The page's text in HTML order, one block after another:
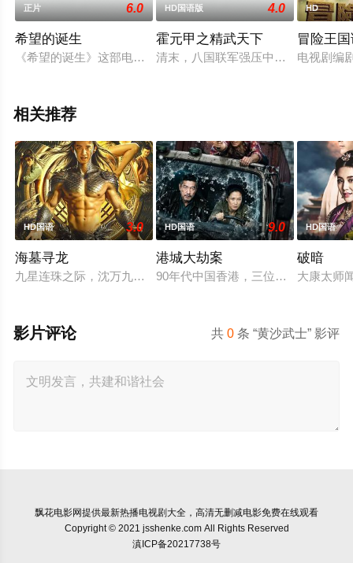
正片 6.0
希望的诞生
《希望的诞生》这部电影的背景设置于杰克逊《指环王》三部
HD国语版 4.0
霍元甲之精武天下
清末，八国联军强压中国。紧挨京城
HD
冒险王
电视剧编
相关推荐
HD国语 3.0
海墓寻龙
九星连珠之际，沈万九海墓随岛浮现，引发各方势力觊觎。江
HD国语 9.0
港城大劫案
90年代中国香港，三位深陷生存绝
HD国语
破暗
大康太师
共0 条 “黄沙武士” 影评
影片评论
飘花电影网提供最新热播电视剧大全，高清无删减电影免费在线观看
Copyright © 2021 jsshenke.com All Rights Reserved
滇ICP备20217738号